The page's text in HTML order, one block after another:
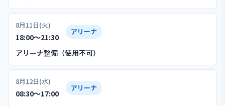
8月11日(火)
18:00〜21:30
アリーナ
アリーナ整備（使用不可）
8月12日(水)
08:30〜17:00
アリーナ